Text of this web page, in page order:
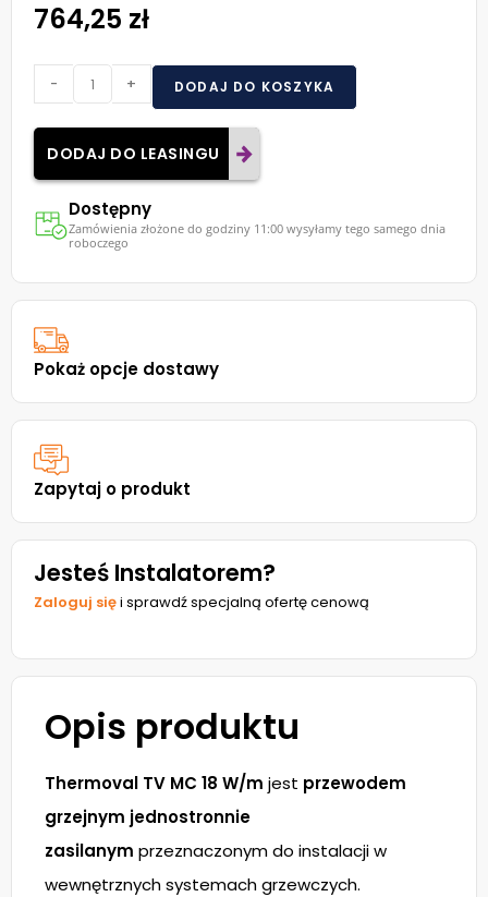
764,25 zł
- + DODAJ DO KOSZYKA
DODAJ DO LEASINGU
Dostępny
Zamówienia złożone do godziny 11:00 wysyłamy tego samego dnia
roboczego
Pokaż opcje dostawy
Zapytaj o produkt
Jesteś Instalatorem?
Zaloguj sięi sprawdź specjalną ofertę cenową
Opis produktu
Thermoval TV MC 18 W/m jest przewodem
grzejnym jednostronnie
zasilanym przeznaczonym do instalacji w
wewnętrznych systemach grzewczych.